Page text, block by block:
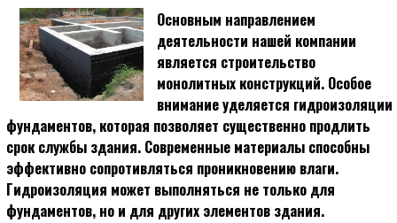
Основным направлением
деятельности нашей компании
является строительство
монолитных конструкций. Особое
внимание уделяется гидроизоляции
фундаментов, которая позволяет существенно продлить
срок службы здания. Современные материалы способны
эффективно сопротивляться проникновению влаги.
Гидроизоляция может выполняться не только для
фундаментов, но и для других элементов здания.